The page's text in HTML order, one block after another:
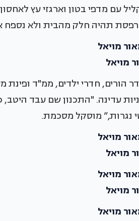
עם מדפי בטון וארגזי עץ
תהיה חלק מהבית ולא נספח
מויאל
הורים, חדרי ילדים, ממ"ד
עדינה. "התכנון שם עבד
נגרות,” מוסקל מסכמת.
מויאל
מויאל